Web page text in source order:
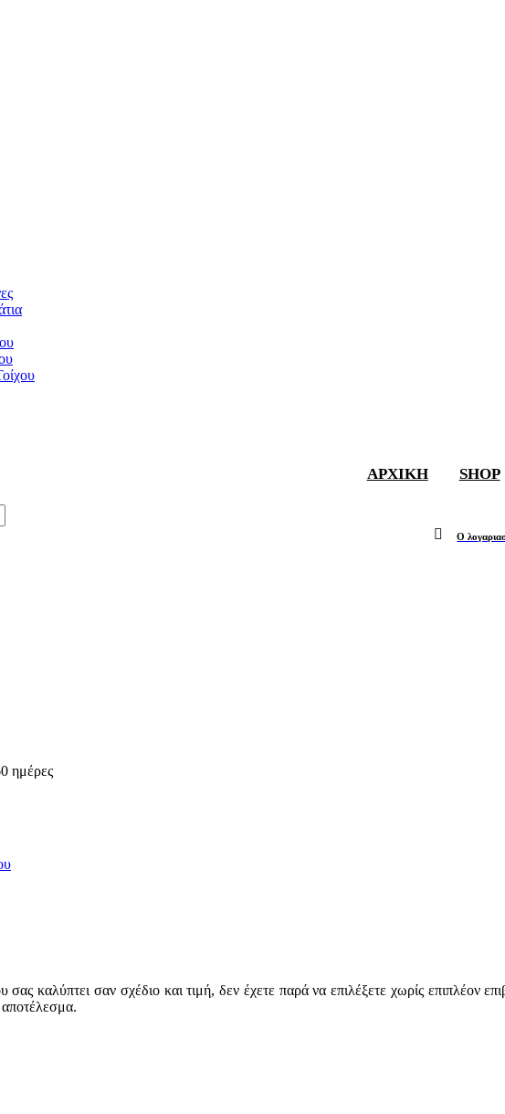
ΑΡΧΙΚΉ SHOP
Ο
σας καλύπτει σαν σχέδιο και τιμή, δεν έχετε παρά να επιλέξετε χωρίς επιπλέον
αποτέλεσμα.